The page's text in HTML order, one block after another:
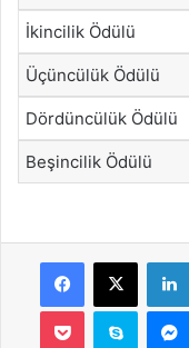
İkincilik Ödülü
Üçüncülük Ödülü
Dördüncülük Ödülü
Beşincilik Ödülü
Facebook
X
Pocket Skype